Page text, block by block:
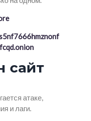
сайт
атаке,
и лаги.